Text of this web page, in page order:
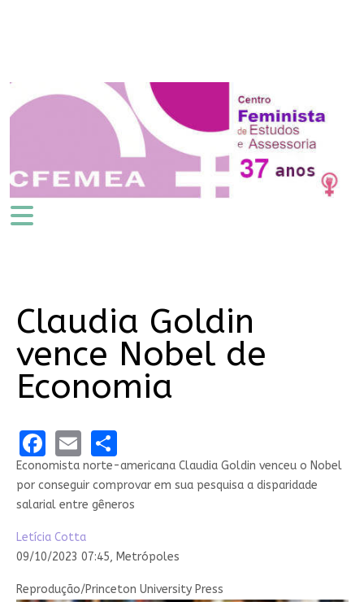
Claudia Goldin
vence Nobel de
Economia
Facebook
EmailShare
Economista norte-americana Claudia Goldin venceu o Nobel
por conseguir comprovar em sua pesquisa a disparidade
salarial entre gêneros
Letícia Cotta
09/10/2023 07:45, Metrópoles
Reprodução/Princeton University Press